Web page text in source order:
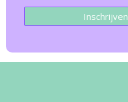
Inschrijven